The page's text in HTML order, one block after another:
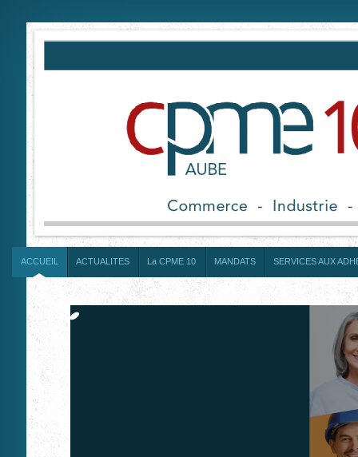
ACCUEIL ACTUALITES La CPME 10 MANDATS SERVICES AUX